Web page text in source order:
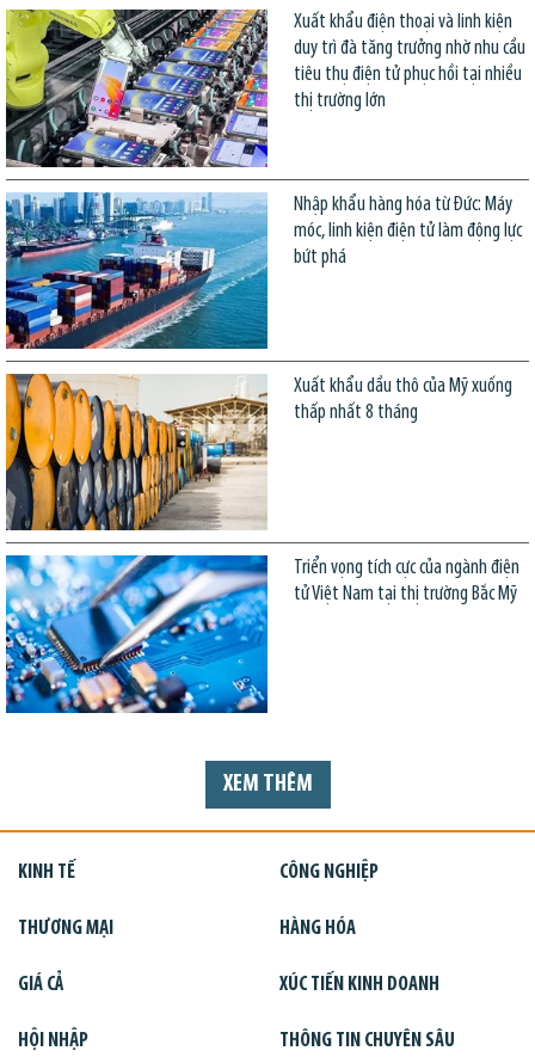
Xuất khẩu điện thoại và linh kiện
duy trì đà tăng trưởng nhờ nhu cầu
tiêu thụ điện tử phục hồi tại nhiều
thị trường lớn
Nhập khẩu hàng hóa từ Đức: Máy
móc, linh kiện điện tử làm động lực
bứt phá
Xuất khẩu dầu thô của Mỹ xuống
thấp nhất 8 tháng
Triển vọng tích cực của ngành điện
tử Việt Nam tại thị trường Bắc Mỹ
XEM THÊM
KINH TẾ CÔNG NGHIỆP
THƯƠNG MẠI HÀNG HÓA
GIÁ CẢ XÚC TIẾN KINH DOANH
HỘI NHẬP THÔNG TIN CHUYÊN SÂU